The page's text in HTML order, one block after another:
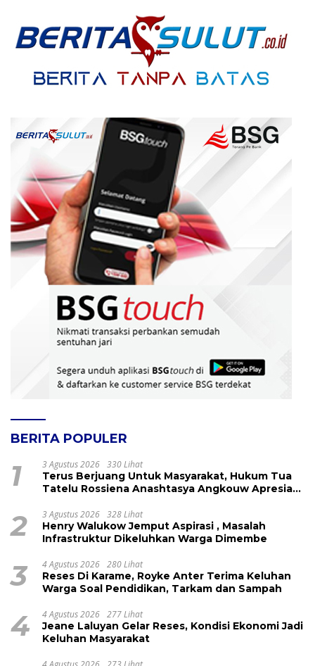
BERITA POPULER
1 3 Agustus 2026 330 Lihat
Terus Berjuang Untuk Masyarakat, Hukum Tua
Tatelu Rossiena Anashtasya Angkouw Apresiasi
2 3 Agustus 2026 328 Lihat
Henry Walukow Jemput Aspirasi , Masalah
Infrastruktur Dikeluhkan Warga Dimembe
3 4 Agustus 2026 280 Lihat
Reses Di Karame, Royke Anter Terima Keluhan
Warga Soal Pendidikan, Tarkam dan Sampah
4 4 Agustus 2026 277 Lihat
Jeane Laluyan Gelar Reses, Kondisi Ekonomi Jadi
Keluhan Masyarakat